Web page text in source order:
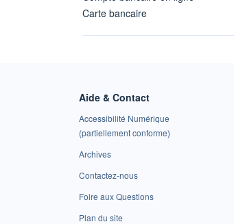
Carte bancaire
Aide & Contact
Accessibilité Numérique
(partiellement conforme)
Archives
Contactez-nous
Foire aux Questions
Plan du site